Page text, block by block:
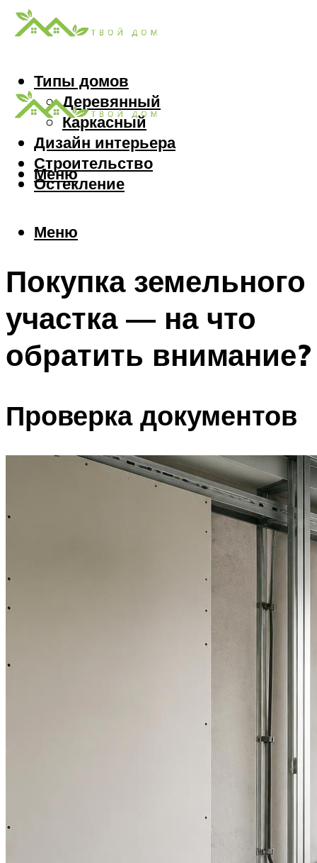
Типы домов
Деревянный
Каркасный
Дизайн интерьера
Строительство
Остекление
Меню
Меню
Покупка земельного
участка — на что
обратить внимание?
Проверка документов